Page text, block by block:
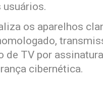
usuários.
os aparelhos
TV por
cibernética.